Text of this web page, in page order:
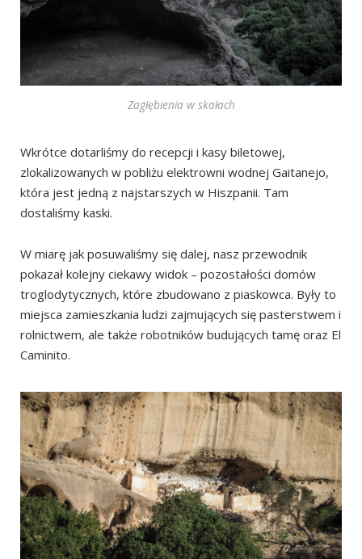
Zagłębienia w skałach
Wkrótce dotarliśmy do recepcji i kasy biletowej,
zlokalizowanych w pobliżu elektrowni wodnej Gaitanejo,
która jest jedną z najstarszych w Hiszpanii. Tam
dostaliśmy kaski.
W miarę jak posuwaliśmy się dalej, nasz przewodnik
pokazał kolejny ciekawy widok – pozostałości domów
troglodytycznych, które zbudowano z piaskowca. Były to
miejsca zamieszkania ludzi zajmujących się pasterstwem i
rolnictwem, ale także robotników budujących tamę oraz El
Caminito.